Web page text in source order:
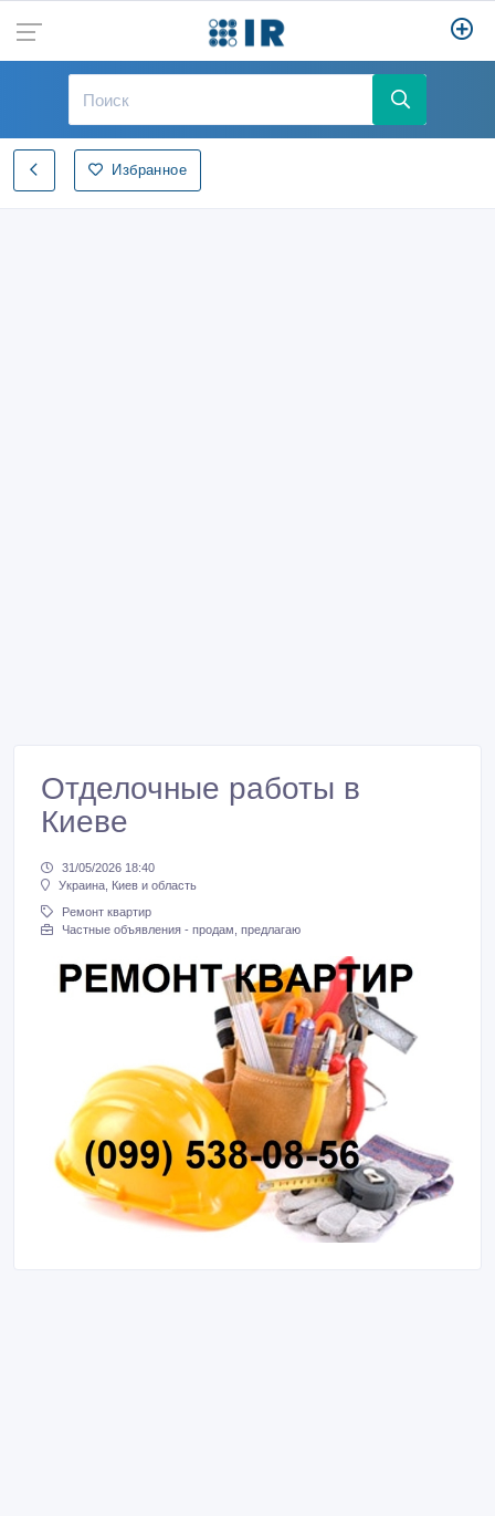
Избранное
Отделочные работы в
Киеве
31/05/2026 18:40
Украина, Киев и область
Ремонт квартир
Частные объявления - продам, предлагаю